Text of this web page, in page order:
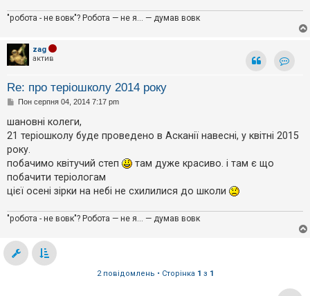
о
п
о
о
г
а
"робота - не вовк"? Робота — не я... — думав вовк
zag
актив
Re: про теріошколу 2014 року
П
в
і
о
м
л
н
н
Пон серпня 04, 2014 7:17 pm
шановні колеги,
21 теріошколу буде проведено в Асканії навесні, у квітні 2015
року.
побачимо квітучий степ
там дуже красиво. і там є що
побачити теріологам
цієї осені зірки на небі не схилилися до школи
"робота - не вовк"? Робота — не я... — думав вовк
2 повідомлень • Сторінка 1 з 1